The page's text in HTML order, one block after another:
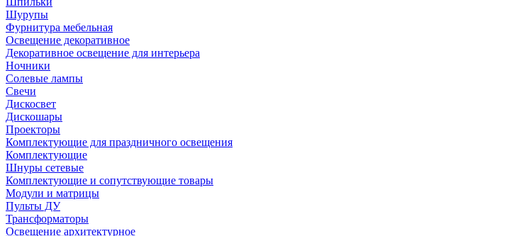
Шурупы
Фурнитура мебельная
Освещение декоративное
Декоративное освещение для интерьера
Ночники
Солевые лампы
Свечи
Дискосвет
Дискошары
Проекторы
Комплектующие для праздничного освещения
Комплектующие
Шнуры сетевые
Комплектующие и сопутствующие товары
Модули и матрицы
Пульты ДУ
Трансформаторы
Освещение архитектурное